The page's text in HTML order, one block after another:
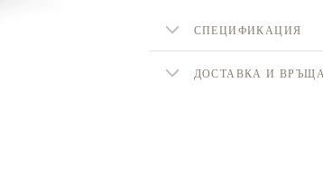
СПЕЦИФИКАЦИЯ
ДОСТАВКА И